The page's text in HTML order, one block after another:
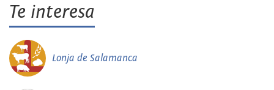
Te interesa
Lonja de Salamanca